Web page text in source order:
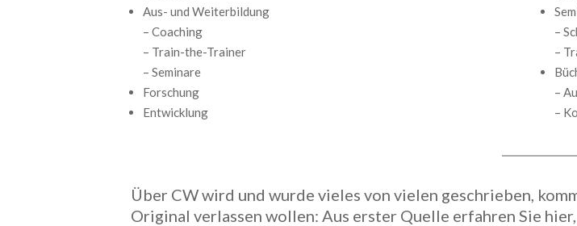
Aus- und Weiterbildung
– Coaching
– Train-the-Trainer
– Seminare
Forschung
Entwicklung
–
–
–
–
Über CW wird und wurde vieles von vielen geschrieben,
Original verlassen wollen: Aus erster Quelle erfahren Sie hier,